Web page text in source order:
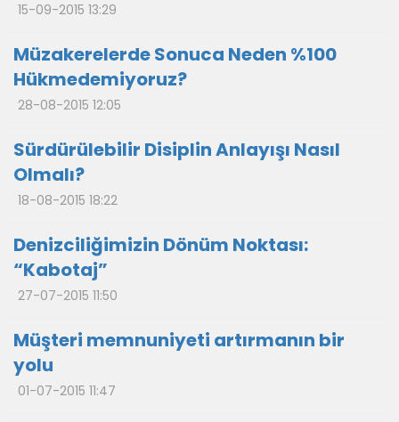
15-09-2015 13:29
Müzakerelerde Sonuca Neden %100
Hükmedemiyoruz?
28-08-2015 12:05
Sürdürülebilir Disiplin Anlayışı Nasıl
Olmalı?
18-08-2015 18:22
Denizciliğimizin Dönüm Noktası:
“Kabotaj”
27-07-2015 11:50
Müşteri memnuniyeti artırmanın bir
yolu
01-07-2015 11:47